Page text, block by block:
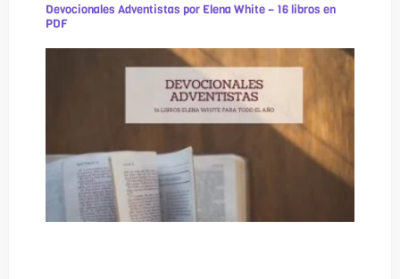
Devocionales Adventistas por Elena White – 16 libros en
PDF